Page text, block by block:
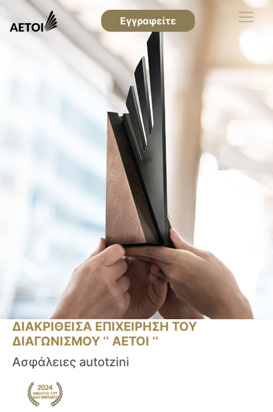
Εγγραφείτε
ΔΙΑΚΡΙΘΕΙΣΑ ΕΠΙΧΕΙΡΗΣΗ ΤΟΥ
ΔΙΑΓΩΝΙΣΜΟΥ ‘’ ΑΕΤΟΙ ‘’
Ασφάλειες autotzini